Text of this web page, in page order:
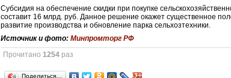
Субсидия на обеспечение скидки при покупке
составит 16 млрд. руб. Данное решение окажет существенное
развитие производства и обновление парка сельхозтехники.
Источник и фото:Минпромторг РФ
Прочитано1254 раз
Поделиться…